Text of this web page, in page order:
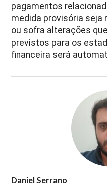
pagamentos
medida provisória seja
ou sofra alterações
previstos para os
financeira será
Daniel Serrano